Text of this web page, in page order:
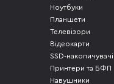
Ноутбуки
Планшети
Телевізори
Відеокарти
SSD-накопичувачі
Принтери та БФП
Навушники